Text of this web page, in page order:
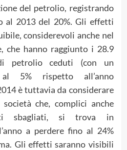
del petrolio, registrando
al 2013 del 20%. Gli effetti
considerevoli anche nel
che hanno raggiunto i 28.9
petrolio ceduti (con un
5% rispetto all’anno
è tuttavia da considerare
che, complici anche
sbagliati, si trova in
a perdere fino al 24%
Gli effetti saranno visibili